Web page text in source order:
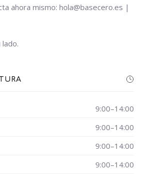
ahora mismo: hola@basecero.es |
9:00–14:00
9:00–14:00
9:00–14:00
9:00–14:00